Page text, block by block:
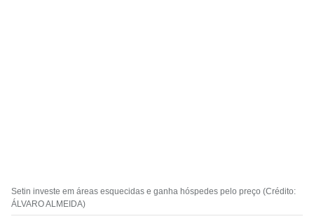
Setin investe em áreas esquecidas e ganha hóspedes pelo preço (Crédito:
ÁLVARO ALMEIDA)